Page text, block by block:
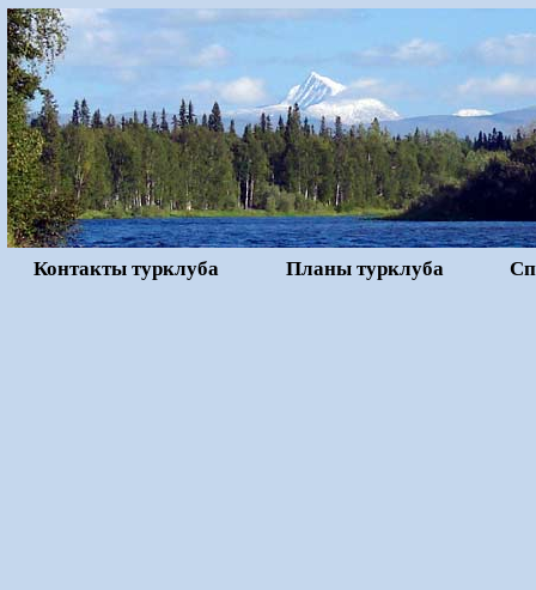
Контакты турклуба Планы турклуба